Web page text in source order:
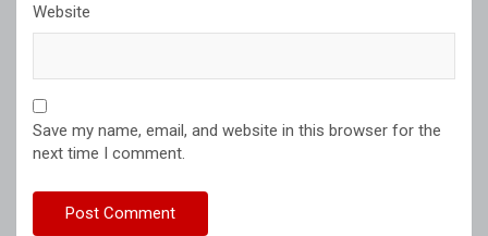
Website
Save my name, email, and website in this browser for the
next time I comment.